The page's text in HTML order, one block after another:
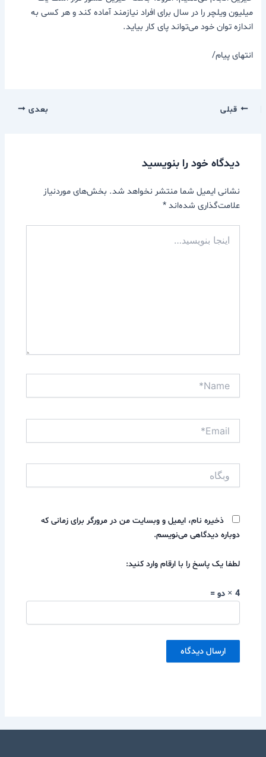
میلیون ویلچر را در سال برای افراد نیازمند آماده کند و هر کسی به
اندازه توان خود می‌تواند پای کار بیاید.
انتهای پیام/
قبلی بعدی
دیدگاه‌ خود را بنویسید
نشانی ایمیل شما منتشر نخواهد شد. بخش‌های موردنیاز
علامت‌گذاری شده‌اند*
بنویسید…
ذخیره نام، ایمیل و وبسایت من در مرورگر برای زمانی که
دوباره دیدگاهی می‌نویسم.
لطفا یک پاسخ را با ارقام وارد کنید:
4 × دو =